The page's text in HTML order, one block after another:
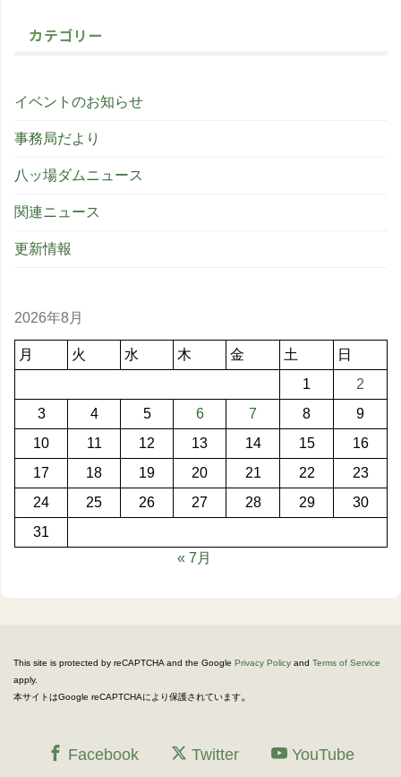
カテゴリー
イベントのお知らせ
事務局だより
八ッ場ダムニュース
関連ニュース
更新情報
2026年8月
月 火 水 木 金 土
日
1
2
3
4 5 6 7 8
9
10
11 12 13 14 15
16
17
18 19 20 21 22
23
24
25 26 27 28 29
30
31
« 7月
This site is protected by reCAPTCHA and the Google Privacy Policy and Terms of Service
apply.
本サイトはGoogle reCAPTCHAにより保護されています。
Facebook Twitter YouTube